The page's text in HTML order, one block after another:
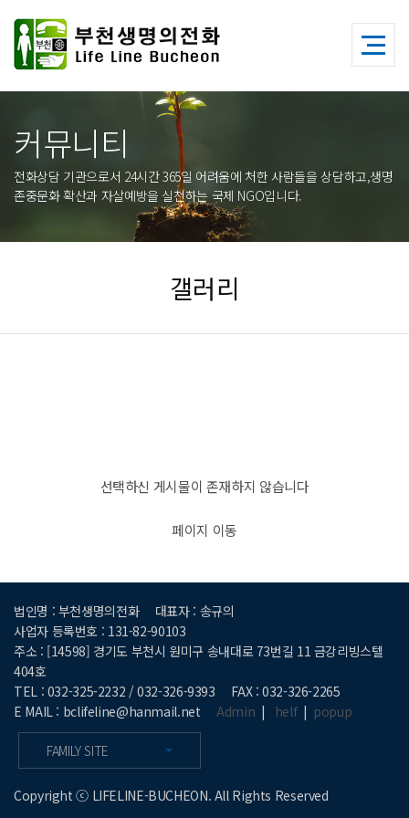
커뮤니티
전화상담 기관으로서 24시간 365일 어려움에 처한 사람들을 상담하고,생명
존중문화 확산과 자살예방을 실천하는 국제 NGO입니다.
갤러리
선택하신 게시물이 존재하지 않습니다
페이지 이동
법인명 : 부천생명의전화
대표자 : 송규의
사업자 등록번호 : 131-82-90103
주소 : [14598] 경기도 부천시 원미구 송내대로 73번길 11 금강리빙스텔
404호
TEL : 032-325-2232 / 032-326-9393
FAX : 032-326-2265
E MAIL : bclifeline@hanmail.net
Admin | helf| popup
Copyright ⓒ LIFELINE-BUCHEON. All Rights Reserved
FAMILY SITE